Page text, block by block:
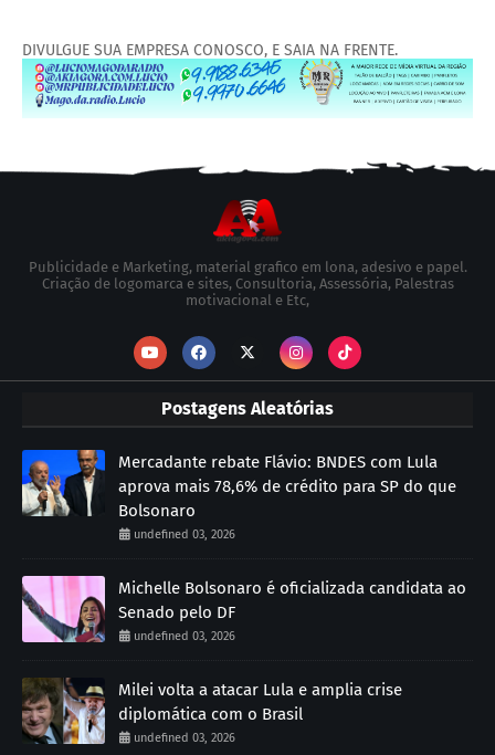
DIVULGUE SUA EMPRESA CONOSCO, E SAIA NA FRENTE.
Publicidade e Marketing, material grafico em lona, adesivo e papel.
Criação de logomarca e sites, Consultoria, Assessória, Palestras
motivacional e Etc,
Postagens Aleatórias
Mercadante rebate Flávio: BNDES com Lula
aprova mais 78,6% de crédito para SP do que
Bolsonaro
undefined 03, 2026
Michelle Bolsonaro é oficializada candidata ao
Senado pelo DF
undefined 03, 2026
Milei volta a atacar Lula e amplia crise
diplomática com o Brasil
undefined 03, 2026